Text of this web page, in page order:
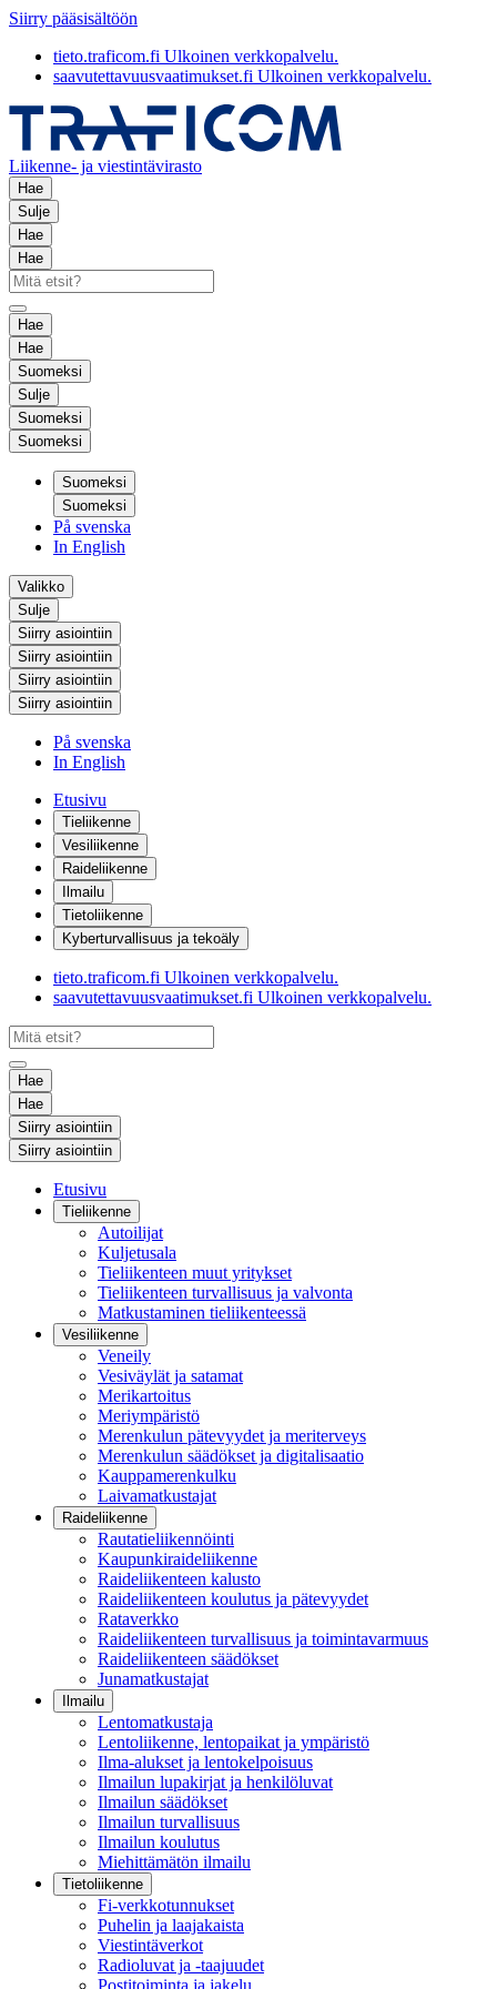
Siirry pääsisältöön
tieto.traficom.fi Ulkoinen verkkopalvelu.
saavutettavuusvaatimukset.fi Ulkoinen verkkopalvelu.
Liikenne- ja viestintävirasto
Hae
Sulje
Hae
Hae
Hae
Hae
Suomeksi
Sulje
Suomeksi
Suomeksi
Suomeksi
Suomeksi
På svenska
In English
Valikko
Sulje
Siirry asiointiin
Siirry asiointiin
Siirry asiointiin
Siirry asiointiin
På svenska
In English
Etusivu
Tieliikenne
Vesiliikenne
Raideliikenne
Ilmailu
Tietoliikenne
Kyberturvallisuus ja tekoäly
tieto.traficom.fi Ulkoinen verkkopalvelu.
saavutettavuusvaatimukset.fi Ulkoinen verkkopalvelu.
Hae
Hae
Siirry asiointiin
Siirry asiointiin
Etusivu
Tieliikenne
Autoilijat
Kuljetusala
Tieliikenteen muut yritykset
Tieliikenteen turvallisuus ja valvonta
Matkustaminen tieliikenteessä
Vesiliikenne
Veneily
Vesiväylät ja satamat
Merikartoitus
Meriympäristö
Merenkulun pätevyydet ja meriterveys
Merenkulun säädökset ja digitalisaatio
Kauppamerenkulku
Laivamatkustajat
Raideliikenne
Rautatieliikennöinti
Kaupunkiraideliikenne
Raideliikenteen kalusto
Raideliikenteen koulutus ja pätevyydet
Rataverkko
Raideliikenteen turvallisuus ja toimintavarmuus
Raideliikenteen säädökset
Junamatkustajat
Ilmailu
Lentomatkustaja
Lentoliikenne, lentopaikat ja ympäristö
Ilma-alukset ja lentokelpoisuus
Ilmailun lupakirjat ja henkilöluvat
Ilmailun säädökset
Ilmailun turvallisuus
Ilmailun koulutus
Miehittämätön ilmailu
Tietoliikenne
Fi-verkkotunnukset
Puhelin ja laajakaista
Viestintäverkot
Radioluvat ja -taajuudet
Postitoiminta ja jakelu